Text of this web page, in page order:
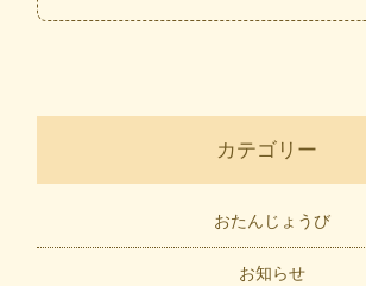
カテゴリー
おたんじょうび
お知らせ